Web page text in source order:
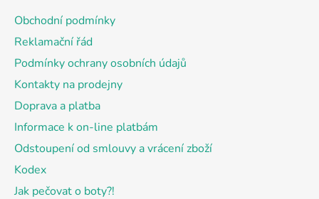
Obchodní podmínky
Reklamační řád
Podmínky ochrany osobních údajů
Kontakty na prodejny
Doprava a platba
Informace k on-line platbám
Odstoupení od smlouvy a vrácení zboží
Kodex
Jak pečovat o boty?!